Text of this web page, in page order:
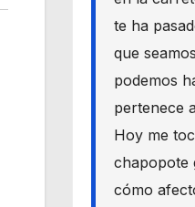
te ha
que
podemos
pertenece
Hoy me
chapopote
cómo